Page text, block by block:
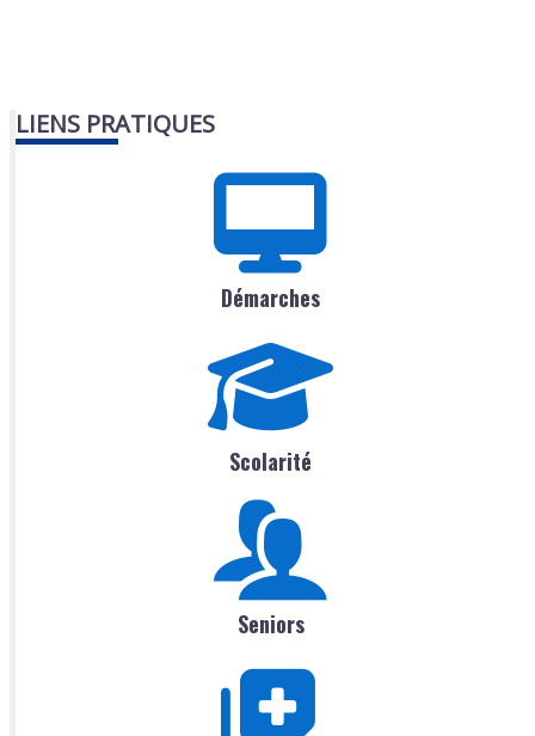
LIENS PRATIQUES
Démarches
Scolarité
Seniors